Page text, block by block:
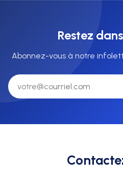
Restez
Abonnez-vous à notre